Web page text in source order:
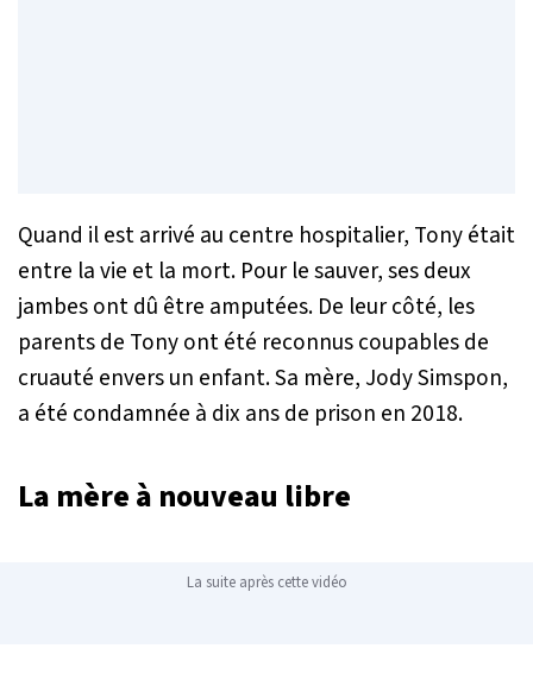
Quand il est arrivé au centre hospitalier, Tony était
entre la vie et la mort. Pour le sauver, ses deux
jambes ont dû être amputées. De leur côté, les
parents de Tony ont été reconnus coupables de
cruauté envers un enfant. Sa mère, Jody Simspon,
a été condamnée à dix ans de prison en 2018.
La mère à nouveau libre
La suite après cette vidéo